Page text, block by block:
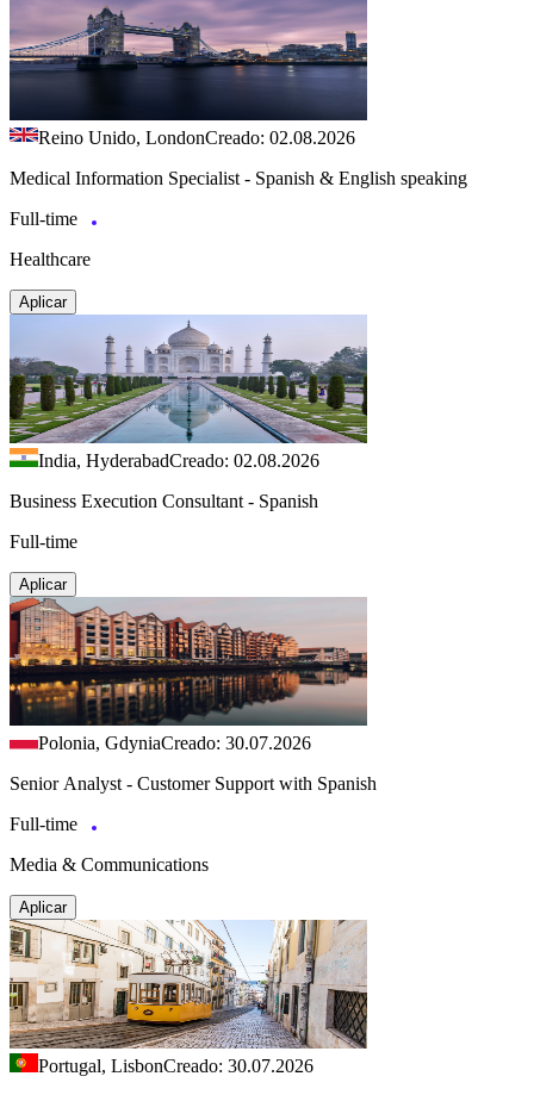
Reino Unido, LondonCreado: 02.08.2026
Medical Information Specialist - Spanish & English speaking
Full-time
Healthcare
Aplicar
India, HyderabadCreado: 02.08.2026
Business Execution Consultant - Spanish
Full-time
Aplicar
Polonia, GdyniaCreado: 30.07.2026
Senior Analyst - Customer Support with Spanish
Full-time
Media & Communications
Aplicar
Portugal, LisbonCreado: 30.07.2026